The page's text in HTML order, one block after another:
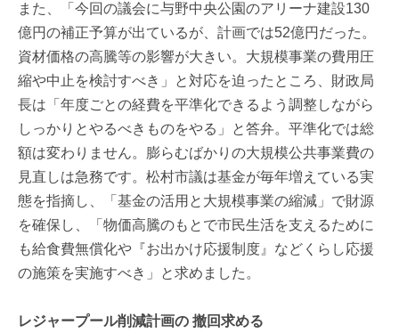
また、「今回の議会に与野中央公園のアリーナ建設130
億円の補正予算が出ているが、計画では52億円だった。
資材価格の高騰等の影響が大きい。大規模事業の費用圧
縮や中止を検討すべき」と対応を迫ったところ、財政局
長は「年度ごとの経費を平準化できるよう調整しながら
しっかりとやるべきものをやる」と答弁。平準化では総
額は変わりません。膨らむばかりの大規模公共事業費の
見直しは急務です。松村市議は基金が毎年増えている実
態を指摘し、「基金の活用と大規模事業の縮減」で財源
を確保し、「物価高騰のもとで市民生活を支えるために
も給食費無償化や『お出かけ応援制度』などくらし応援
の施策を実施すべき」と求めました。
レジャープール削減計画の 撤回求める